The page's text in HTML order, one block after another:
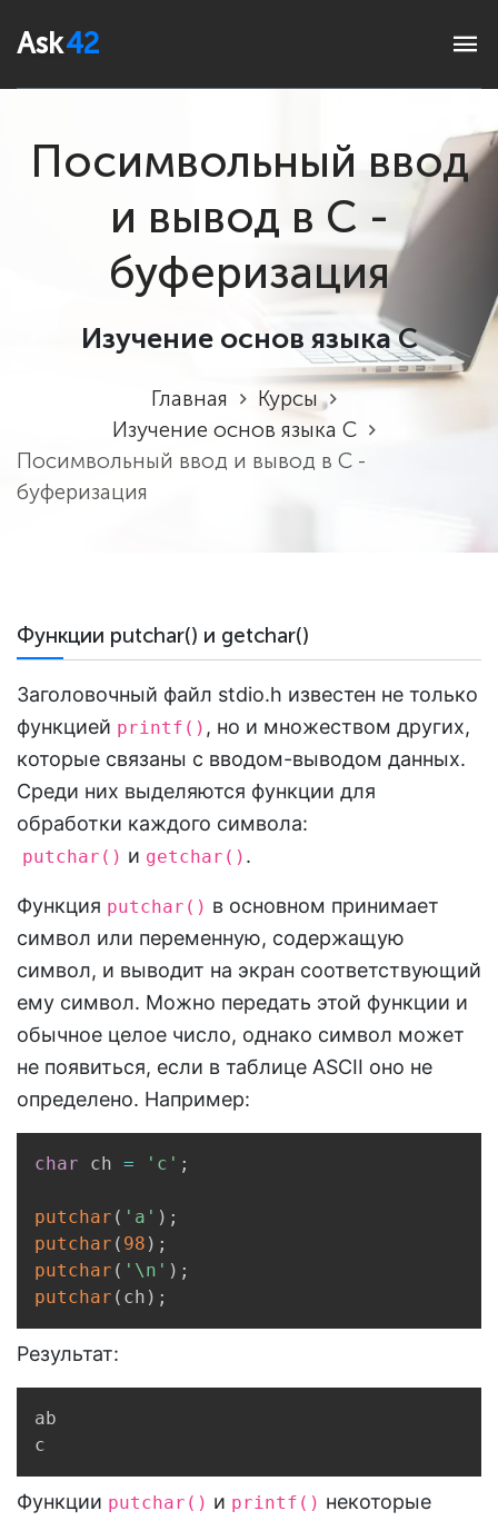
Ask42
Посимвольный ввод
и вывод в C -
буферизация
Изучение основ языка C
Главная
Курсы
Изучение основ языка C
Посимвольный ввод и вывод в C -
буферизация
Функции putchar() и getchar()
Заголовочный файл stdio.h известен не только
функцией printf() , но и множеством других,
которые связаны с вводом-выводом данных.
Среди них выделяются функции для
обработки каждого символа:
putchar() и getchar() .
Функция putchar() в основном принимает
символ или переменную, содержащую
символ, и выводит на экран соответствующий
ему символ. Можно передать этой функции и
обычное целое число, однако символ может
не появиться, если в таблице ASCII оно не
определено. Например:
char ch = 'c' ;
putchar ( 'a' ) ;
putchar ( 98 ) ;
putchar ( '\n' ) ;
putchar ( ch ) ;
Результат:
ab
c
Функции putchar() и printf() некоторые